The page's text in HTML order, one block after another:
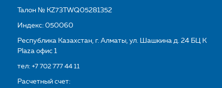
Талон № KZ73TWQ05281352
Индекс: 050060
Республика Казахстан, г. Алматы, ул. Шашкина д. 24 БЦ K
Plaza офис 1
тел:+7 702 777 44 11
Расчетный счет: